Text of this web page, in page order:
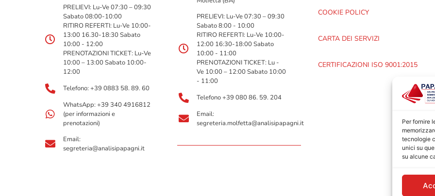
Per fornire
tecnologie
unici su
su alcune
PRELIEVI: Lu-Ve 07:30 – 09:30
Sabato 08:00-10:00
RITIRO REFERTI: Lu-Ve 10:00-
13:00 16.30-18:30 Sabato
10:00 - 12:00
PRENOTAZIONI TICKET: Lu-Ve
10:00 – 13:00 Sabato 10:00-
12:00
Telefono: +39 0883 58. 89. 60
WhatsApp: +39 340 4916812
(per informazioni e
prenotazioni)
Email:
segreteria@analisipapagni.it
PRELIEVI: Lu-Ve 07:30 – 09:30
Sabato 8:00 - 10:00
RITIRO REFERTI: Lu-Ve 10:00-
12:00 16:30-18:00 Sabato
10:00 - 11:00
PRENOTAZIONI TICKET: Lu -
Ve 10:00 – 12:00 Sabato 10:00
- 11:00
Telefono +39 080 86. 59. 204
Email:
segreteria.molfetta@analisipapagni.it
COOKIE POLICY
CARTA DEI SERVIZI
CERTIFICAZIONI ISO 9001:2015